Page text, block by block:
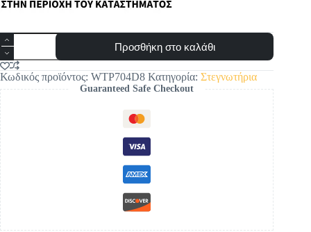
PITSOS
WTP704D8
ΣΤΕΓΝΩΤΗΡΙΟ
8
Α++
ποσότητα
Προσθήκη στο καλάθι
Κωδικός προϊόντος: WTP704D8 Κατηγορία: Στεγνωτήρια
Guaranteed Safe Checkout